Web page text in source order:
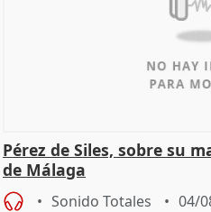
Pérez de Siles, sobre su
de Málaga
Sonido Totales 04/